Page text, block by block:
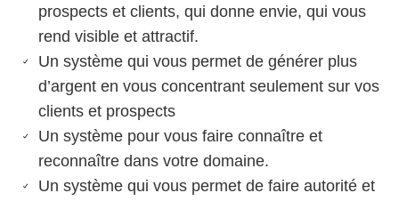
prospects et clients, qui donne envie, qui vous
rend visible et attractif.
Un système qui vous permet de générer plus
d’argent en vous concentrant seulement sur vos
clients et prospects
Un système pour vous faire connaître et
reconnaître dans votre domaine.
Un système qui vous permet de faire autorité et